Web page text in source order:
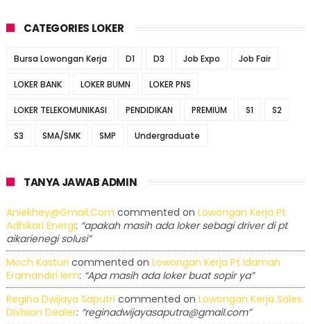
CATEGORIES LOKER
Bursa Lowongan Kerja D1 D3 Job Expo Job Fair
LOKER BANK LOKER BUMN LOKER PNS
LOKER TELEKOMUNIKASI PENDIDIKAN PREMIUM S1 S2
S3 SMA/SMK SMP Undergraduate
TANYA JAWAB ADMIN
Aniekhey@gmail.com commented on Lowongan Kerja Pt
Adhikari Energi: “apakah masih ada loker sebagi driver di pt
aikarienegi solusi”
Moch Kasturi commented on Lowongan Kerja Pt Idaman
Eramandiri Iem: “Apa masih ada loker buat sopir ya”
Regina Dwijaya Saputri commented on Lowongan Kerja Sales
Division Dealer: “reginadwijayasaputra@gmail.com”